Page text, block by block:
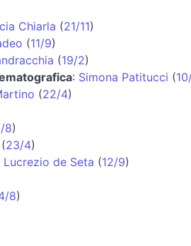
Chiarla (21/11)
(11/9)
(19/2)
: Simona Patitucci (
(22/4)
8)
(23/4)
Lucrezio de Seta (12/9)
8)